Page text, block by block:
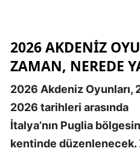
2026 AKDENIZ
ZAMAN, NEREDE
2026 Akdeniz Oyunları,
2026 tarihleri arasında
İtalya’nın Puglia
kentinde düzenlenecek.